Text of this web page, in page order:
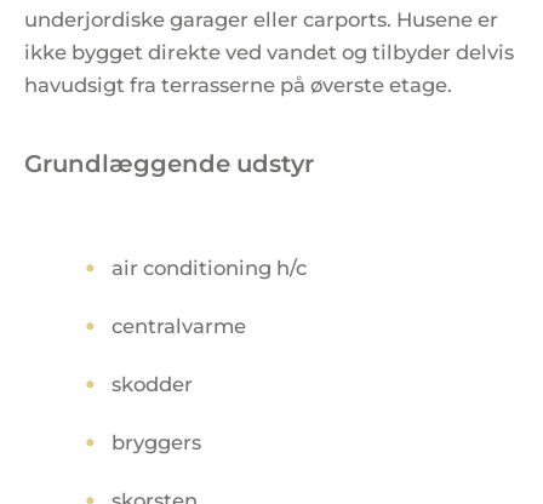
underjordiske garager eller carports. Husene er
ikke bygget direkte ved vandet og tilbyder delvis
havudsigt fra terrasserne på øverste etage.
Grundlæggende udstyr
air conditioning h/c
centralvarme
skodder
bryggers